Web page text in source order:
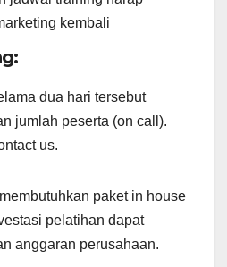
kembali
dua hari tersebut
jumlah peserta (on call).
us.
paket in house
pelatihan dapat
anggaran perusahaan.